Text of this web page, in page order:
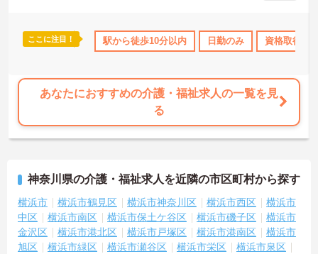
ポート 研修制度あり 産休･育休･介護休暇取得実績あり ボー
実なキャリアアップを目指す有資格者の方に推奨できる環境です。
現できます】
・8:00～19:00の間での実働8時間勤務で夜勤が存在しないため、生
活リズムを整えながら健康的に働き続けることができます
・完全週休2日制（曜日固定）を採用していることにより、先々の予
定が立てやすくプライベートの時間をしっかりと確保できる環境で
【専門資格を活かした収入アップと明確なキャリア形成が期待でき
ます】
・介護福祉士資格手当が支給されるほか、年2回の評価面談で個人の
頑張りが給与に還元される仕組みが整っています
・サービス提供責任者や管理者へのキャリアアップも目指せます
ここに注目！ 駅から徒歩10分以内 日勤のみ 資格取得サ
あなたにおすすめの介護・福祉求人の一覧を見
る
神奈川県の介護・福祉求人を近隣の市区町村から探す
横浜市 横浜市鶴見区 横浜市神奈川区 横浜市西区
横浜市
中区
横浜市南区 横浜市保土ケ谷区 横浜市磯子区
横浜市
金沢区
横浜市港北区 横浜市戸塚区 横浜市港南区
横浜市
旭区
横浜市緑区 横浜市瀬谷区 横浜市栄区
横浜市泉区